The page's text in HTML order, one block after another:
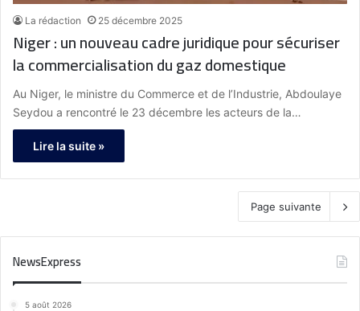
La rédaction 25 décembre 2025
Niger : un nouveau cadre juridique pour sécuriser
la commercialisation du gaz domestique
Au Niger, le ministre du Commerce et de l’Industrie, Abdoulaye
Seydou a rencontré le 23 décembre les acteurs de la…
Lire la suite »
Page suivante
NewsExpress
5 août 2026